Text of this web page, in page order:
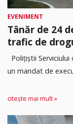
EVENIMENT
Tânăr de 24
trafic de
Polițiștii
un mandat de
citește mai mult »